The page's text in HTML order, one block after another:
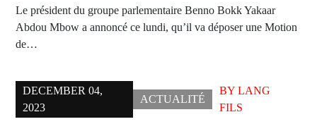
Le président du groupe parlementaire Benno Bokk Yakaar
Abdou Mbow a annoncé ce lundi, qu’il va déposer une Motion
de…
DECEMBER 04,
2023
ACTUALITÉ
BY LANG
FILS